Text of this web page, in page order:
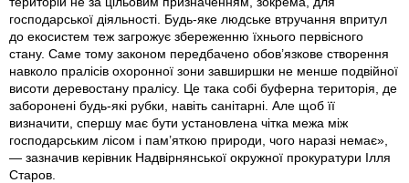
господарської діяльності. Будь-яке людське втручання впритул
до екосистем теж загрожує збереженню їхнього первісного
стану. Саме тому законом передбачено обов’язкове створення
навколо пралісів охоронної зони завширшки не менше подвійної
висоти деревостану пралісу. Це така собі буферна територія, де
заборонені будь-які рубки, навіть санітарні. Але щоб її
визначити, спершу має бути установлена чітка межа між
господарським лісом і пам’яткою природи, чого наразі немає»,
— зазначив керівник Надвірнянської окружної прокуратури Ілля
Старов.